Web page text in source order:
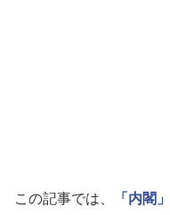
この記事では、 「内閣」